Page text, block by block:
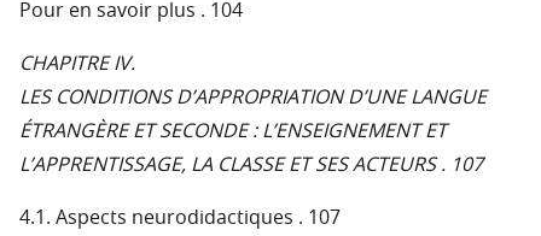
Pour en savoir plus . 104
CHAPITRE IV.
LES CONDITIONS D’APPROPRIATION D’UNE LANGUE
ÉTRANGÈRE ET SECONDE : L’ENSEIGNEMENT ET
L’APPRENTISSAGE, LA CLASSE ET SES ACTEURS . 107
4.1. Aspects neurodidactiques . 107